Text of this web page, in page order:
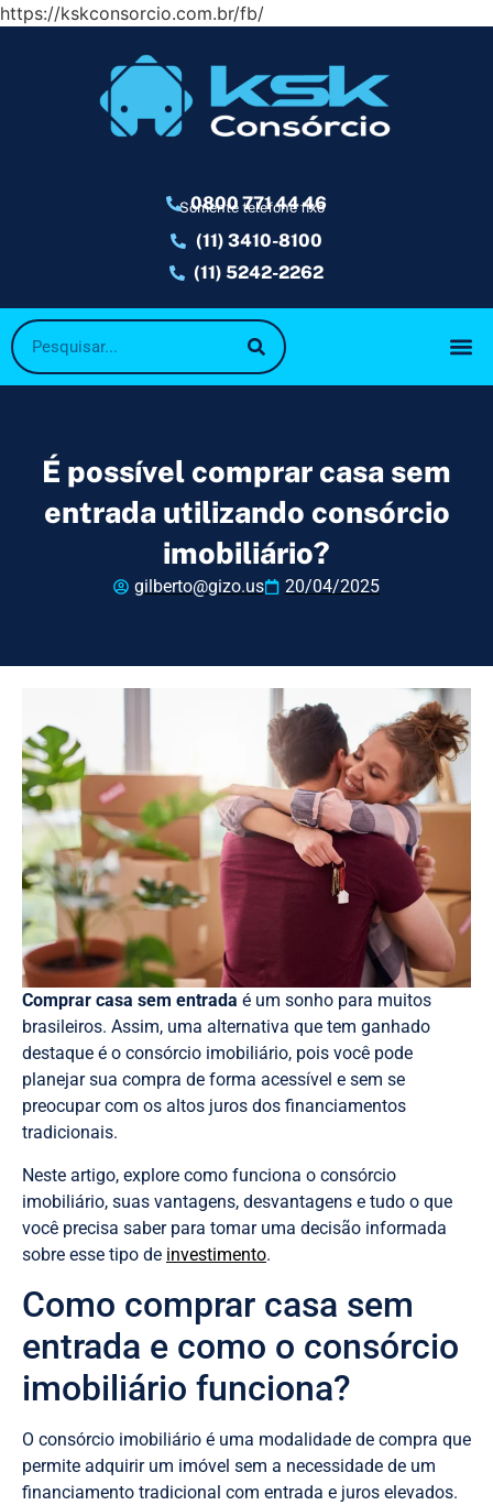
https://kskconsorcio.com.br/fb/
0800 771 44 46
Somente telefone fixo
(11) 3410-8100
(11) 5242-2262
É possível comprar casa sem
entrada utilizando consórcio
imobiliário?
gilberto@gizo.us 20/04/2025
Comprar casa sem entrada é um sonho para muitos
brasileiros. Assim, uma alternativa que tem ganhado
destaque é o consórcio imobiliário, pois você pode
planejar sua compra de forma acessível e sem se
preocupar com os altos juros dos financiamentos
tradicionais.
Neste artigo, explore como funciona o consórcio
imobiliário, suas vantagens, desvantagens e tudo o que
você precisa saber para tomar uma decisão informada
sobre esse tipo de investimento.
Como comprar casa sem
entrada e como o consórcio
imobiliário funciona?
O consórcio imobiliário é uma modalidade de compra que
permite adquirir um imóvel sem a necessidade de um
financiamento tradicional com entrada e juros elevados.